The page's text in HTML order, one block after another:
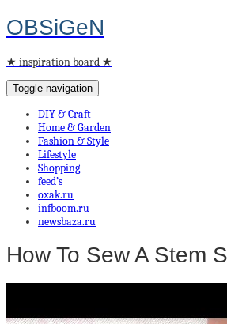
OBSiGeN
★ inspiration board ★
Toggle navigation
DIY & Craft
Home & Garden
Fashion & Style
Lifestyle
Shopping
feed’s
oxak.ru
infboom.ru
newsbaza.ru
How To Sew A Stem